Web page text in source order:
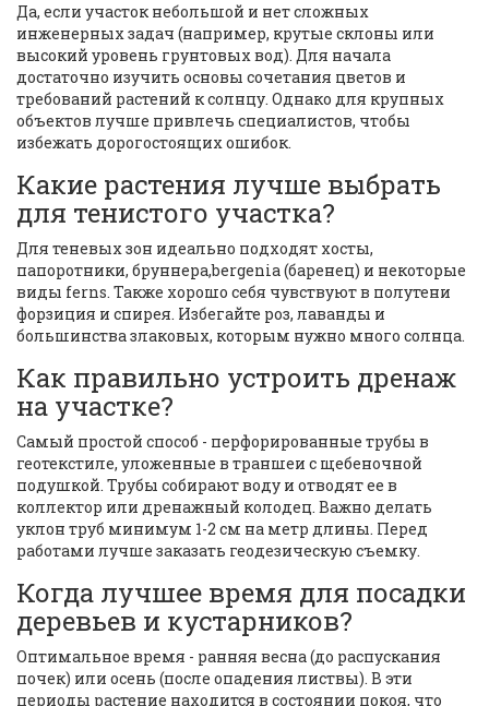
Да, если участок небольшой и нет сложных
инженерных задач (например, крутые склоны или
высокий уровень грунтовых вод). Для начала
достаточно изучить основы сочетания цветов и
требований растений к солнцу. Однако для крупных
объектов лучше привлечь специалистов, чтобы
избежать дорогостоящих ошибок.
Какие растения лучше выбрать
для тенистого участка?
Для теневых зон идеально подходят хосты,
папоротники, бруннера,bergenia (баренец) и некоторые
виды ferns. Также хорошо себя чувствуют в полутени
форзиция и спирея. Избегайте роз, лаванды и
большинства злаковых, которым нужно много солнца.
Как правильно устроить дренаж
на участке?
Самый простой способ - перфорированные трубы в
геотекстиле, уложенные в траншеи с щебеночной
подушкой. Трубы собирают воду и отводят ее в
коллектор или дренажный колодец. Важно делать
уклон труб минимум 1-2 см на метр длины. Перед
работами лучше заказать геодезическую съемку.
Когда лучшее время для посадки
деревьев и кустарников?
Оптимальное время - ранняя весна (до распускания
почек) или осень (после опадения листвы). В эти
периоды растение находится в состоянии покоя, что